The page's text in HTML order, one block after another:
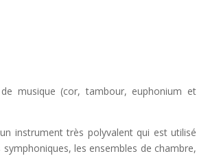
musique (cor, tambour, euphonium et
instrument très polyvalent qui est utilisé
les ensembles de chambre,